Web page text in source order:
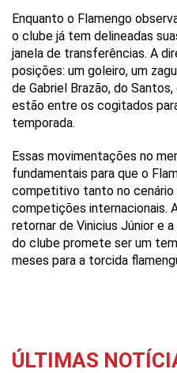
Enquanto o Flamengo
o clube já tem delineadas
janela de transferências. A
posições: um goleiro, um
de Gabriel Brazão, do
estão entre os cogitados
temporada.
Essas movimentações no
fundamentais para que o
competitivo tanto no cenário
competições internacionais.
retornar de Vinicius Júnior e
do clube promete ser um
meses para a torcida
ÚLTIMAS